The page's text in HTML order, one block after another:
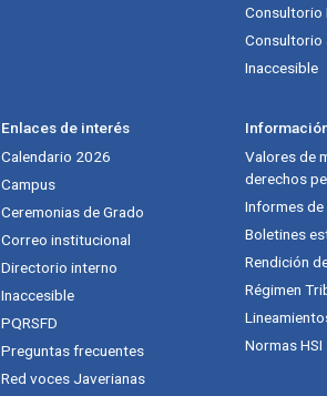
Consultorio
Consultorio
Inaccesible
Enlaces de interés
Calendario 2026
Campus
Ceremonias de Grado
Correo institucional
Directorio interno
Inaccesible
PQRSFD
Preguntas frecuentes
Red voces Javerianas
Valores de
derechos
Informes
Boletines
Rendición
Régimen
Normas